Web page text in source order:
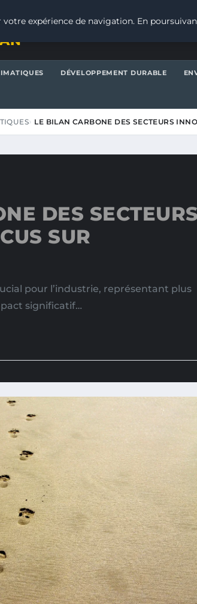
DÉVELOPPEMENT DURABLE
LE BILAN CARBONE DES SECTEURS
DES SECTEURS
SUR
pour l’industrie, représentant plus
significatif…
expérience de navigation. En